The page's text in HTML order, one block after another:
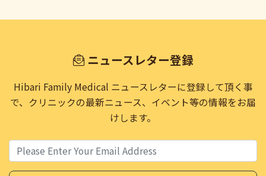
ニュースレター登録
Hibari Family Medical ニュースレターに登録して頂く事
で、 クリニックの最新ニュース、イベント等の情報をお届
けします。